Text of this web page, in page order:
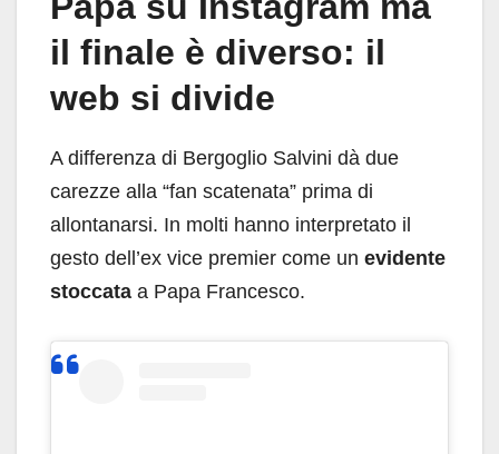
il finale è diverso: il
web si divide
A differenza di Bergoglio Salvini dà due
carezze alla “fan scatenata” prima di
allontanarsi. In molti hanno interpretato il
gesto dell’ex vice premier come un evidente
stoccata a Papa Francesco.